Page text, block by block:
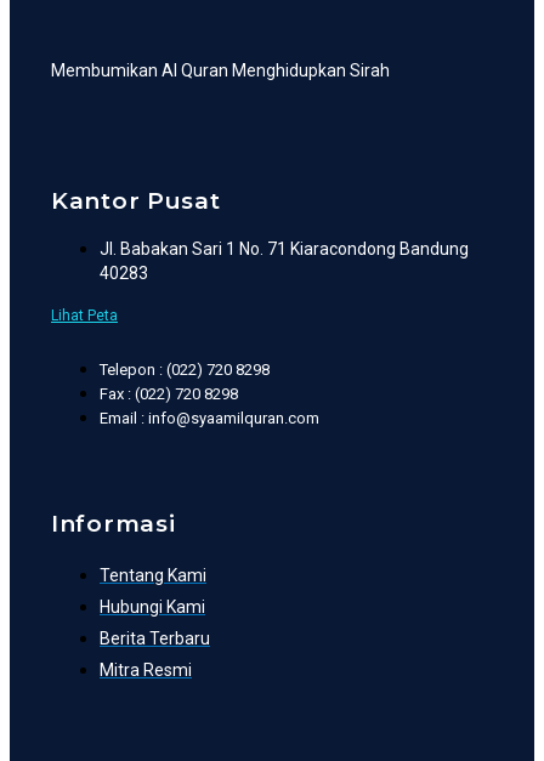
Membumikan Al Quran Menghidupkan Sirah
Kantor Pusat
Jl. Babakan Sari 1 No. 71 Kiaracondong Bandung
40283
Lihat Peta
Telepon : (022) 720 8298
Fax : (022) 720 8298
Email : info@syaamilquran.com
Informasi
Tentang Kami
Hubungi Kami
Berita Terbaru
Mitra Resmi